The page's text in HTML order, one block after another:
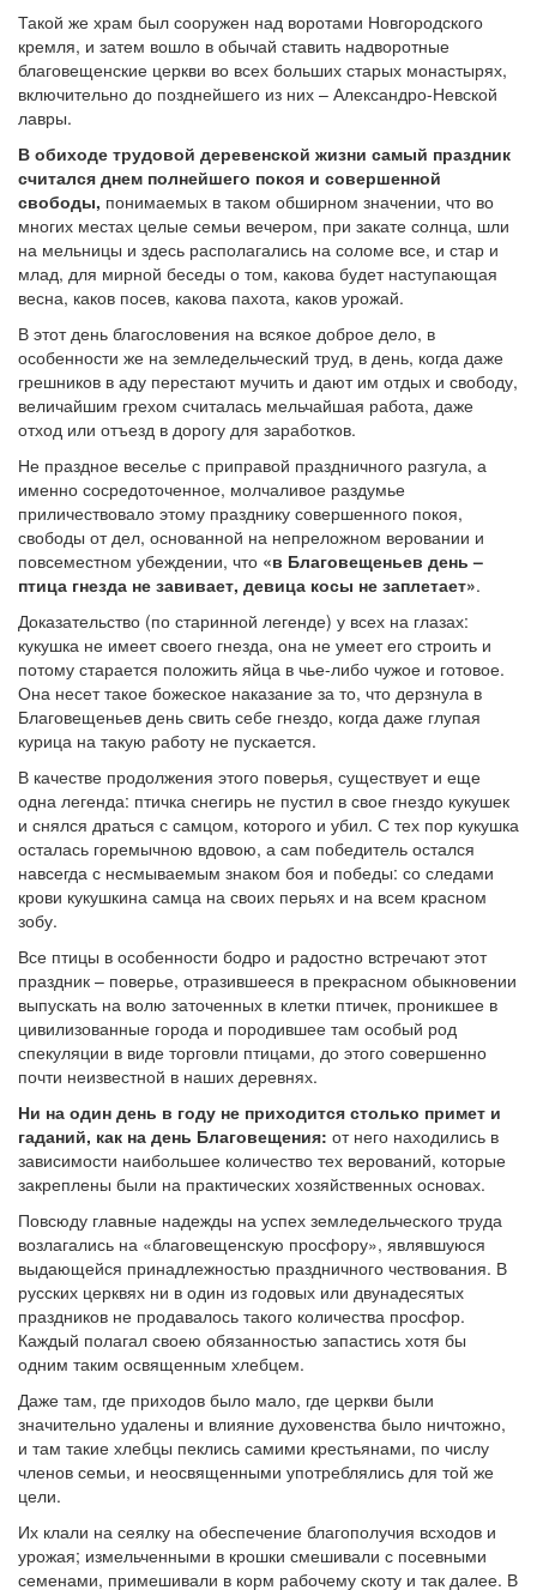
Такой же храм был сооружен над воротами Новгородского
кремля, и затем вошло в обычай ставить надворотные
благовещенские церкви во всех больших старых монастырях,
включительно до позднейшего из них – Александро-Невской
лавры.
В обиходе трудовой деревенской жизни самый праздник
считался днем полнейшего покоя и совершенной
свободы, понимаемых в таком обширном значении, что во
многих местах целые семьи вечером, при закате солнца, шли
на мельницы и здесь располагались на соломе все, и стар и
млад, для мирной беседы о том, какова будет наступающая
весна, каков посев, какова пахота, каков урожай.
В этот день благословения на всякое доброе дело, в
особенности же на земледельческий труд, в день, когда даже
грешников в аду перестают мучить и дают им отдых и свободу,
величайшим грехом считалась мельчайшая работа, даже
отход или отъезд в дорогу для заработков.
Не праздное веселье с приправой праздничного разгула, а
именно сосредоточенное, молчаливое раздумье
приличествовало этому празднику совершенного покоя,
свободы от дел, основанной на непреложном веровании и
повсеместном убеждении, что «в Благовещеньев день –
птица гнезда не завивает, девица косы не заплетает».
Доказательство (по старинной легенде) у всех на глазах:
кукушка не имеет своего гнезда, она не умеет его строить и
потому старается положить яйца в чье-либо чужое и готовое.
Она несет такое божеское наказание за то, что дерзнула в
Благовещеньев день свить себе гнездо, когда даже глупая
курица на такую работу не пускается.
В качестве продолжения этого поверья, существует и еще
одна легенда: птичка снегирь не пустил в свое гнездо кукушек
и снялся драться с самцом, которого и убил. С тех пор кукушка
осталась горемычною вдовою, а сам победитель остался
навсегда с несмываемым знаком боя и победы: со следами
крови кукушкина самца на своих перьях и на всем красном
зобу.
Все птицы в особенности бодро и радостно встречают этот
праздник – поверье, отразившееся в прекрасном обыкновении
выпускать на волю заточенных в клетки птичек, проникшее в
цивилизованные города и породившее там особый род
спекуляции в виде торговли птицами, до этого совершенно
почти неизвестной в наших деревнях.
Ни на один день в году не приходится столько примет и
гаданий, как на день Благовещения: от него находились в
зависимости наибольшее количество тех верований, которые
закреплены были на практических хозяйственных основах.
Повсюду главные надежды на успех земледельческого труда
возлагались на «благовещенскую просфору», являвшуюся
выдающейся принадлежностью праздничного чествования. В
русских церквях ни в один из годовых или двунадесятых
праздников не продавалось такого количества просфор.
Каждый полагал своею обязанностью запастись хотя бы
одним таким освященным хлебцем.
Даже там, где приходов было мало, где церкви были
значительно удалены и влияние духовенства было ничтожно,
и там такие хлебцы пеклись самими крестьянами, по числу
членов семьи, и неосвященными употреблялись для той же
цели.
Их клали на сеялку на обеспечение благополучия всходов и
урожая; измельченными в крошки смешивали с посевными
семенами, примешивали в корм рабочему скоту и так далее. В